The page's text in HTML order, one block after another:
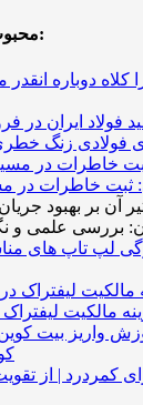
محبوب‌ترین مطالب مجله:
فولادی زنگ
خاطرات در
آن بر بهبود
بررسی علمی و
مالکیت لیفتراک